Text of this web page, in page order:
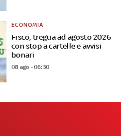
Fisco, tregua ad agosto 2026
con stop a cartelle e avvisi
bonari
ECONOMIA
08 ago - 06:30